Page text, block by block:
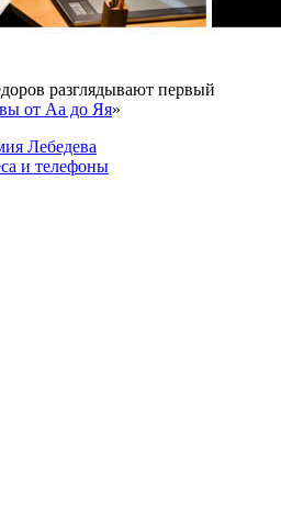
разглядывают первый
от Аа до Яя»
Лебедева
и телефоны